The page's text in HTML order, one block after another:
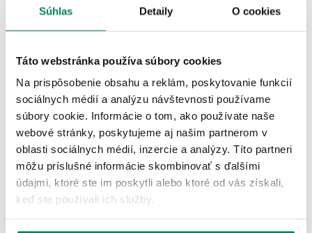
Súhlas Detaily O cookies
Táto webstránka používa súbory cookies
Na prispôsobenie obsahu a reklám, poskytovanie funkcií
sociálnych médií a analýzu návštevnosti používame
súbory cookie. Informácie o tom, ako používate naše
webové stránky, poskytujeme aj našim partnerom v
oblasti sociálnych médií, inzercie a analýzy. Títo partneri
môžu príslušné informácie skombinovať s ďalšími
údajmi, ktoré ste im poskytli alebo ktoré od vás získali,
keď ste používali ich služby.
ZNAČKY
Mivardi Podložka Entrix XL
Skladom / u vás už 11.08.
OD 27.97 €